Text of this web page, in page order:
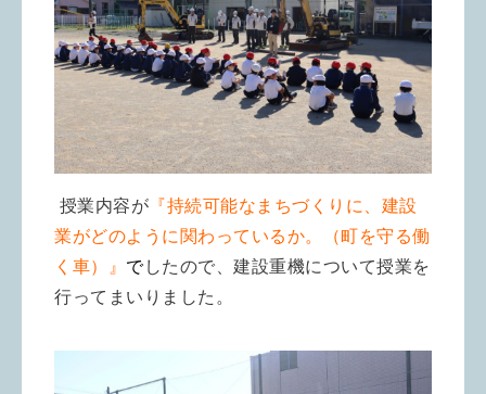
授業内容が 『持続可能なまちづくりに、建設
業がどのように関わっているか。（町を守る働
く車）』 でしたので、建設重機について授業を
行ってまいりました。